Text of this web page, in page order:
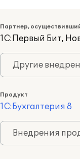
Партнер,
1С:Первый Бит,
Другие
Продукт
1С:Бухгалтерия 8
Внедрения